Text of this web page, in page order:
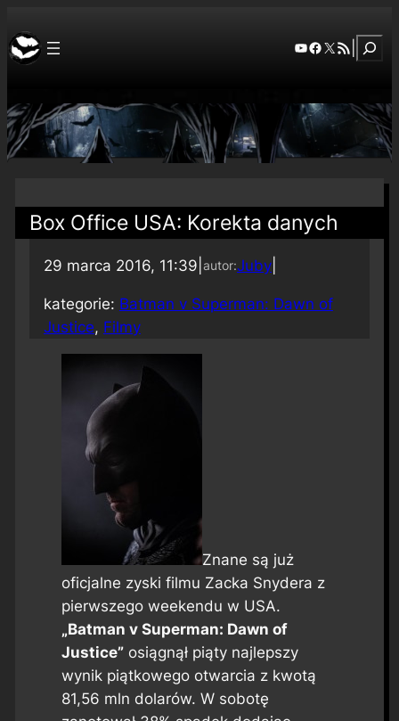
YouTube
Facebook
X RSS Feed
Box Office USA: Korekta danych
29 marca 2016, 11:39 autor:Juby|
kategorie: Batman v Superman: Dawn of
Justice, Filmy
Znane są już
oficjalne zyski filmu Zacka Snydera z
pierwszego weekendu w USA.
„Batman v Superman: Dawn of
Justice”osiągnął piąty najlepszy
wynik piątkowego otwarcia z kwotą
81,56 mln dolarów. W sobotę